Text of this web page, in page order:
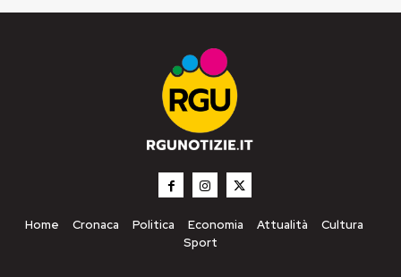
Home Cronaca Politica Economia Attualità
Cultura
Sport